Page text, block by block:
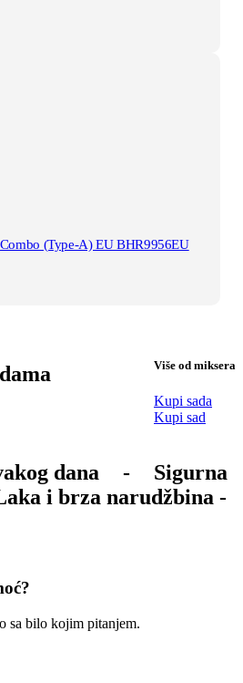
(Type-A) EU BHR9956EU
Više od miksera
Kupi sada
Kupi sad
dana -
Sigurna
i brza narudžbina -
sa bilo kojim pitanjem.